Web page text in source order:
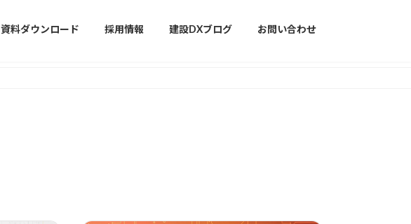
資料ダウンロード 採用情報 建設DXブログ お問い合わせ